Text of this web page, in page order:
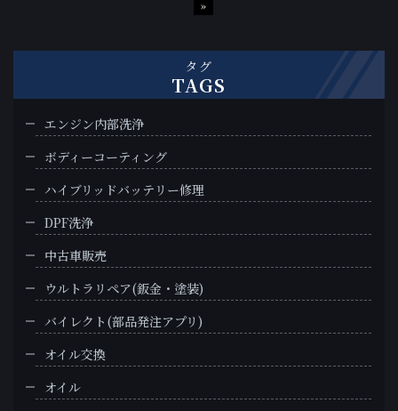
»
タグ
TAGS
エンジン内部洗浄
ボディーコーティング
ハイブリッドバッテリー修理
DPF洗浄
中古車販売
ウルトラリペア(鈑金・塗装)
バイレクト(部品発注アプリ)
オイル交換
オイル